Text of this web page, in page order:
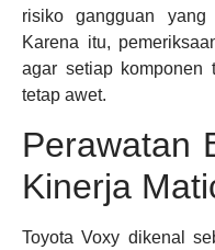
risiko gangguan yang
Karena itu,
agar setiap komponen
tetap awet.
Perawatan
Kinerja
Toyota Voxy dikenal